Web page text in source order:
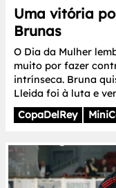
Uma vitória
Brunas
O Dia da Mulher
muito por fazer
intrínseca. Bruna
Lleida foi à luta e
CopaDelRey